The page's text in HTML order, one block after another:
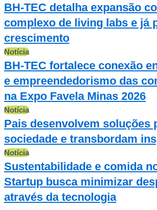
BH-TEC detalha expansão
complexo de living labs e já
crescimento
Notícia
BH-TEC fortalece conexão
e empreendedorismo das
na Expo Favela Minas 2026
Notícia
Pais desenvolvem soluções
sociedade e transbordam
Notícia
Sustentabilidade e comida
Startup busca minimizar
através da tecnologia